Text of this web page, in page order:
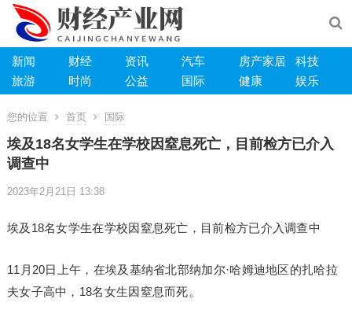
新闻 财经 资讯 汽车 房产家居
科技
旅游
时尚 公益 国际 健康 娱乐
您的位置 首页 国际
埃及18名女学生在学校因窒息死亡，目前检方已介入
调查中
2023年2月21日 13:38
埃及18名女学生在学校因窒息死亡，目前检方已介入调查中
11月20日上午，在埃及基纳省北部纳加尔·哈姆迪地区的扎哈拉
夫女子高中，18名女生因窒息而死。